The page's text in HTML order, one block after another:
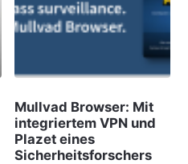
Mullvad Browser: Mit
integriertem VPN und
Plazet eines
Sicherheitsforschers